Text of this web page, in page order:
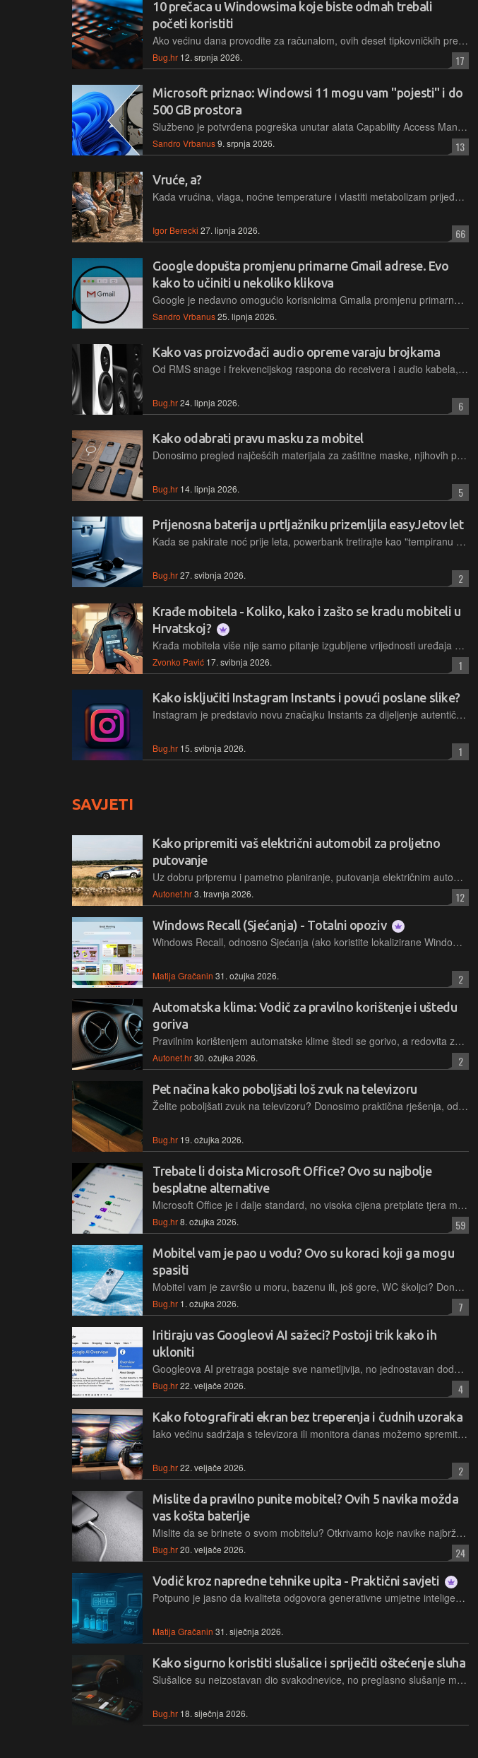
10 prečaca u Windowsima koje biste odmah trebali
početi koristiti
Ako većinu dana provodite za računalom, ovih deset tipkovničkih prečaca moglo bi vam znatno ubrzati rad. Jednom kada ih usvojite, teško ćete se vratiti na staro
Bug.hr 12. srpnja 2026. 17
Microsoft priznao: Windowsi 11 mogu vam "pojesti" i do
500 GB prostora
Službeno je potvrđena pogreška unutar alata Capability Access Manager zbog koje se jedna njegova datoteka neobuzdano širi, ostavljajući korisnike bez stotina gigabajta slobodnog prostora
Sandro Vrbanus9. srpnja 2026. 13
Vruće, a?
Kada vrućina, vlaga, noćne temperature i vlastiti metabolizam prijeđu granicu izdržljivosti, toplinski val postaje fiziološki stres-test ljudskog tijela
Igor Berecki 27. lipnja 2026. 66
Google dopušta promjenu primarne Gmail adrese. Evo
kako to učiniti u nekoliko klikova
Google je nedavno omogućio korisnicima Gmaila promjenu primarne adrese, uz zadržavanje svih postavki i tretiranje dosadašnje adrese kao aliasa. Opcija nam se ponudila, pa smo je testirali
Sandro Vrbanus25. lipnja 2026.
Kako vas proizvođači audio opreme varaju brojkama
Od RMS snage i frekvencijskog raspona do receivera i audio kabela, objašnjavamo što znače najvažnije audio specifikacije te zašto pojedini podaci na deklaracijama ponekad mogu stvoriti pogrešan dojam
Bug.hr24. lipnja 2026. 6
Kako odabrati pravu masku za mobitel
Donosimo pregled najčešćih materijala za zaštitne maske, njihovih prednosti i mana te objašnjavamo na što treba obratiti pozornost prije kupnje
Bug.hr 14. lipnja 2026. 5
Prijenosna baterija u prtljažniku prizemljila easyJetov let
Kada se pakirate noć prije leta, powerbank tretirajte kao "tempiranu bombu" - ne zato što je opasan sam po sebi, već zato što njegova kemija ne trpi nepažnju i izolaciju
Bug.hr27. svibnja 2026. 2
Krađe mobitela - Koliko, kako i zašto se kradu mobiteli u
Hrvatskoj?
Krađa mobitela više nije samo pitanje izgubljene vrijednosti uređaja koji je nestao, nego ozbiljan sigurnosni upad u digitalni život pojedinca
Zvonko Pavić 17. svibnja 2026. 1
Kako isključiti Instagram Instants i povući poslane slike?
Instagram je predstavio novu značajku Instants za dijeljenje autentičnih trenutaka, no njezino automatsko slanje fotografija bez potvrde izazvalo je probleme. Evo kako to isključiti
Bug.hr 15. svibnja 2026. 1
SAVJETI
Kako pripremiti vaš električni automobil za proljetno
putovanje
Uz dobru pripremu i pametno planiranje, putovanja električnim automobilom postaju jednostavna i bez stresa. Ključ su pravilna strategija punjenja, optimizacija dosega i korištenje pouzdanih aplikacija za navigaciju i provjeru punionica
Autonet.hr3. travnja 2026. 12
Windows Recall (Sjećanja) - Totalni opoziv
Windows Recall, odnosno Sjećanja (ako koristite lokalizirane Windowse), kontroverzna je značajka koja je od samoga početka bila predmetom javne kritika i to ne samo jer je prva varijanta implementacije bila sramotno loša, nego i zbog toga što je, nakon dvije godine dorade, i dalje riječ o mogućnosti koja se zapravo može smatrati alatom za masovni nadzor. Evo o čemu je doista riječ, što je sve potrebno da bi je se koristilo, kao i odgovor na pitanje treba li je uopće koristiti
Matija Gračanin 31. ožujka 2026. 2
Automatska klima: Vodič za pravilno korištenje i uštedu
goriva
Pravilnim korištenjem automatske klime štedi se gorivo, a redovita zamjena filtera osigurava učinkovit i zdrav rad sustava
Autonet.hr30. ožujka 2026. 2
Pet načina kako poboljšati loš zvuk na televizoru
Želite poboljšati zvuk na televizoru? Donosimo praktična rješenja, od jeftinih soundbarova do povezivanja s postojećim Hi-Fi sustavom i rješavanja problema s kašnjenjem zvuka
Bug.hr 19. ožujka 2026.
Trebate li doista Microsoft Office? Ovo su najbolje
besplatne alternative
Microsoft Office je i dalje standard, no visoka cijena pretplate tjera mnoge na potragu za alternativama
Bug.hr8. ožujka 2026. 59
Mobitel vam je pao u vodu? Ovo su koraci koji ga mogu
spasiti
Mobitel vam je završio u moru, bazenu ili, još gore, WC školjci? Donosimo detaljan vodič što odmah učiniti, koje mitove zaboraviti i kada je vrijeme za profesionalni servis
Bug.hr 1. ožujka 2026. 7
Iritiraju vas Googleovi AI sažeci? Postoji trik kako ih
ukloniti
Googleova AI pretraga postaje sve nametljivija, no jednostavan dodatak na kraju vašeg upita može privremeno ukloniti AI sažetke i vratiti vam klasične rezultate. Evo kako...
Bug.hr22. veljače 2026. 4
Kako fotografirati ekran bez treperenja i čudnih uzoraka
Iako većinu sadržaja s televizora ili monitora danas možemo spremiti klasičnom softverskom snimkom zaslona, postoje situacije kada to jednostavno nije moguće. U takvim slučajevima jedino rješenje ostaje ručno fotografiranje ekrana, a upravo tu nastaju najčešći problemi
Bug.hr22. veljače 2026. 2
Mislite da pravilno punite mobitel? Ovih 5 navika možda
vas košta baterije
Mislite da se brinete o svom mobitelu? Otkrivamo koje navike najbrže skraćuju vijek trajanja vašeg uređaja
Bug.hr20. veljače 2026. 24
Vodič kroz napredne tehnike upita - Praktični savjeti
Potpuno je jasno da kvaliteta odgovora generativne umjetne inteligencije uvelike ovisi o kvaliteti postavljenog upita, stoga ni ne čudi da su razvijene i napredne tehnike i metode formiranja upita kojima itekako vrijedi ovladati. Evo i koje su trenutačno aktualne i empirijski dokazane učinkovite metode oblikovanja upita kojima se mogu postići solidni rezultati…
Matija Gračanin 31. siječnja 2026.
Kako sigurno koristiti slušalice i spriječiti oštećenje sluha
Slušalice su neizostavan dio svakodnevice, no preglasno slušanje može trajno oštetiti sluh. Saznajte koja je sigurna razina glasnoće i kako je jednostavno postaviti na svom iPhone ili Androidu
Bug.hr 18. siječnja 2026.